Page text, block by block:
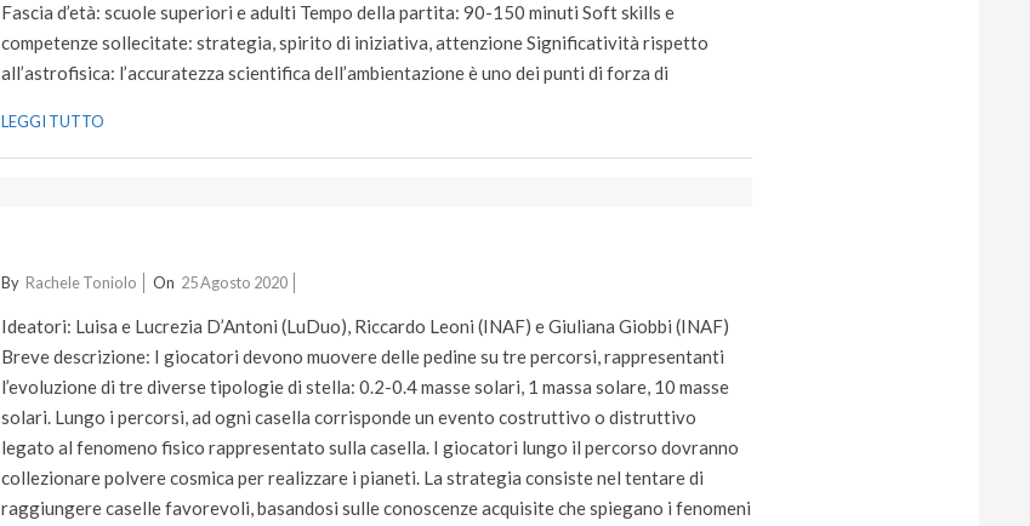
Fascia d’età: scuole superiori e adulti Tempo della partita: 90-150 minuti Soft skills e
competenze sollecitate: strategia, spirito di iniziativa, attenzione Significatività rispetto
all’astrofisica: l’accuratezza scientifica dell’ambientazione è uno dei punti di forza di
LEGGI TUTTO
2020-
25
By Rachele Toniolo On 25 Agosto 2020
Ideatori: Luisa e Lucrezia D’Antoni (LuDuo), Riccardo Leoni (INAF) e Giuliana Giobbi (INAF)
Breve descrizione: I giocatori devono muovere delle pedine su tre percorsi, rappresentanti
l’evoluzione di tre diverse tipologie di stella: 0.2-0.4 masse solari, 1 massa solare, 10 masse
solari. Lungo i percorsi, ad ogni casella corrisponde un evento costruttivo o distruttivo
legato al fenomeno fisico rappresentato sulla casella. I giocatori lungo il percorso dovranno
collezionare polvere cosmica per realizzare i pianeti. La strategia consiste nel tentare di
raggiungere caselle favorevoli, basandosi sulle conoscenze acquisite che spiegano i fenomeni